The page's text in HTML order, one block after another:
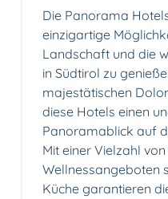
Die Panorama
einzigartige
Landschaft und die
in Südtirol zu
majestätischen
diese Hotels einen
Panoramablick auf
Mit einer Vielzahl
Wellnessangeboten
Küche garantieren